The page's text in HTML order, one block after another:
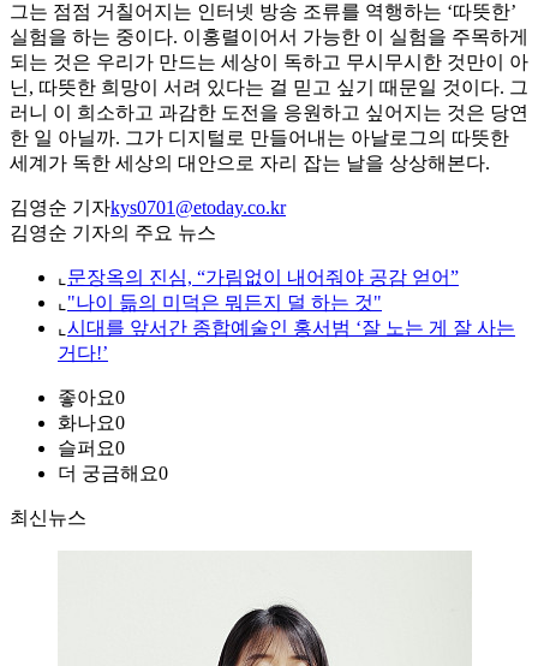
그는 점점 거칠어지는 인터넷 방송 조류를 역행하는 ‘따뜻한’
실험을 하는 중이다. 이홍렬이어서 가능한 이 실험을 주목하게
되는 것은 우리가 만드는 세상이 독하고 무시무시한 것만이 아
닌, 따뜻한 희망이 서려 있다는 걸 믿고 싶기 때문일 것이다. 그
러니 이 희소하고 과감한 도전을 응원하고 싶어지는 것은 당연
한 일 아닐까. 그가 디지털로 만들어내는 아날로그의 따뜻한
세계가 독한 세상의 대안으로 자리 잡는 날을 상상해본다.
김영순 기자kys0701@etoday.co.kr
김영순 기자의 주요 뉴스
⌞ 문장옥의 진심, “가림없이 내어줘야 공감 얻어”
⌞ "나이 듦의 미덕은 뭐든지 덜 하는 것"
⌞ 시대를 앞서간 종합예술인 홍서범 ‘잘 노는 게 잘 사는
거다!’
좋아요0
화나요0
슬퍼요0
더 궁금해요0
최신뉴스